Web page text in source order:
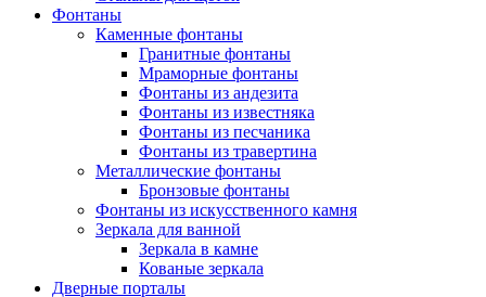
Фонтаны
Каменные фонтаны
Гранитные фонтаны
Мраморные фонтаны
Фонтаны из андезита
Фонтаны из известняка
Фонтаны из песчаника
Фонтаны из травертина
Металлические фонтаны
Бронзовые фонтаны
Фонтаны из искусственного камня
Зеркала для ванной
Зеркала в камне
Кованые зеркала
Дверные порталы